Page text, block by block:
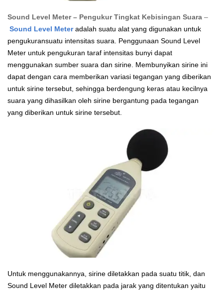
Sound Level Meter – Pengukur Tingkat Kebisingan Suara –
Sound Level Meteradalah suatu alat yang digunakan untuk
pengukuransuatu intensitas suara. Penggunaan Sound Level
Meter untuk pengukuran taraf intensitas bunyi dapat
menggunakan sumber suara dan sirine. Membunyikan sirine ini
dapat dengan cara memberikan variasi tegangan yang diberikan
untuk sirine tersebut, sehingga berdengung keras atau kecilnya
suara yang dihasilkan oleh sirine bergantung pada tegangan
yang diberikan untuk sirine tersebut.
Untuk menggunakannya, sirine diletakkan pada suatu titik, dan
Sound Level Meter diletakkan pada jarak yang ditentukan yaitu